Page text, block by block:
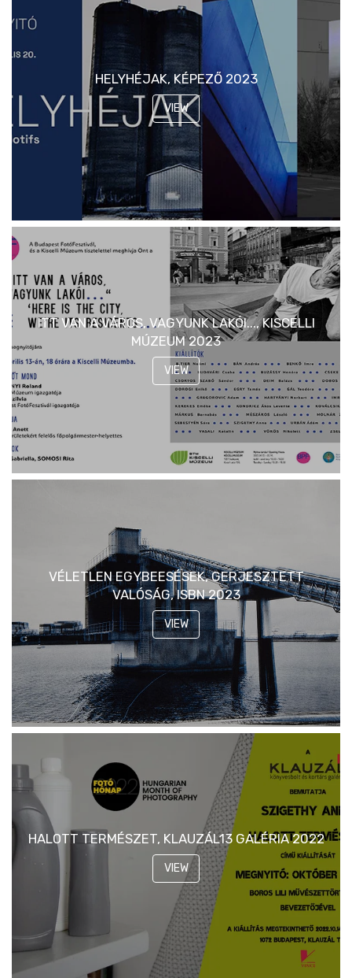
HELYHÉJAK, KÉPEZŐ 2023
VIEW
ITT VAN A VÁROS, VAGYUNK LAKÓI..., KISCELLI
MÚZEUM 2023
VIEW
VÉLETLEN EGYBEESÉSEK, GERJESZTETT
VALÓSÁG, ISBN 2023
VIEW
HALOTT TERMÉSZET, KLAUZÁL13 GALÉRIA 2022
VIEW